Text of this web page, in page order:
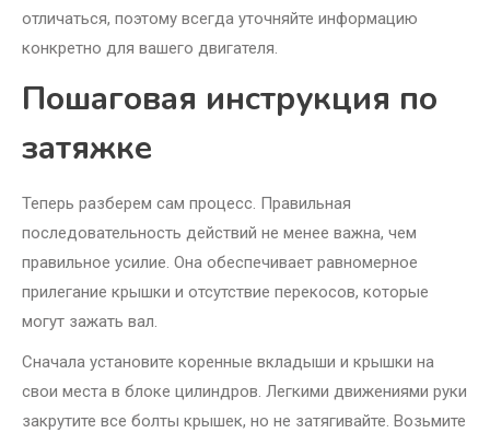
отличаться, поэтому всегда уточняйте информацию
конкретно для вашего двигателя.
Пошаговая инструкция по
затяжке
Теперь разберем сам процесс. Правильная
последовательность действий не менее важна, чем
правильное усилие. Она обеспечивает равномерное
прилегание крышки и отсутствие перекосов, которые
могут зажать вал.
Сначала установите коренные вкладыши и крышки на
свои места в блоке цилиндров. Легкими движениями руки
закрутите все болты крышек, но не затягивайте. Возьмите